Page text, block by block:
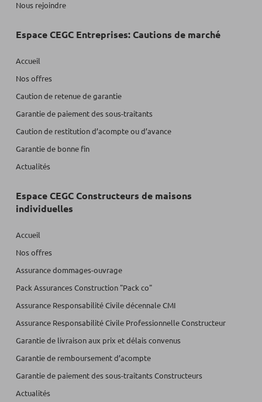
Nous rejoindre
Espace CEGC Entreprises: Cautions de marché
Accueil
Nos offres
Caution de retenue de garantie
Garantie de paiement des sous-traitants
Caution de restitution d’acompte ou d’avance
Garantie de bonne fin
Actualités
Espace CEGC Constructeurs de maisons
individuelles
Accueil
Nos offres
Assurance dommages-ouvrage
Pack Assurances Construction "Pack co"
Assurance Responsabilité Civile décennale CMI
Assurance Responsabilité Civile Professionnelle Constructeur
Garantie de livraison aux prix et délais convenus
Garantie de remboursement d’acompte
Garantie de paiement des sous-traitants Constructeurs
Actualités